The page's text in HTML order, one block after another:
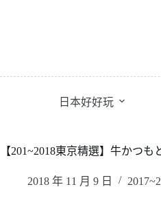
內
日本好好玩
【201~2018東京精選】牛かつ
2018 年 11 月 9 日